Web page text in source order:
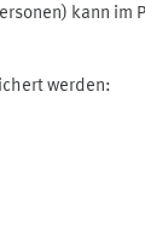
kann
werden: